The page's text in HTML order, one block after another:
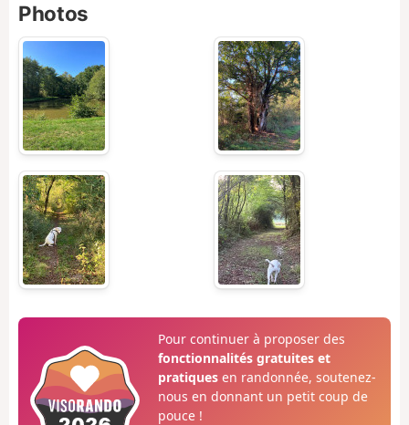
Photos
Pour continuer à proposer des
fonctionnalités gratuites et
pratiquesen randonnée, soutenez-
nous en donnant un petit coup de
pouce !